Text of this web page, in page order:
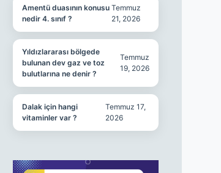
Amentü duasının konusu
nedir 4. sınıf ?
Temmuz
21, 2026
Yıldızlararası bölgede
bulunan dev gaz ve toz
bulutlarına ne denir ?
Temmuz
19, 2026
Dalak için hangi
vitaminler var ?
Temmuz 17,
2026